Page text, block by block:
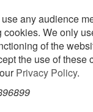
any audience
cookies. We only
of the
the use of these
Privacy Policy.